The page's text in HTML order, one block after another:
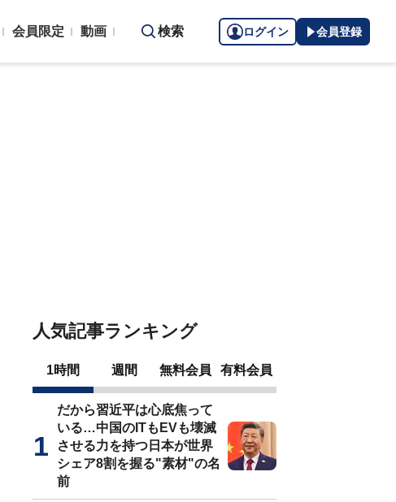
会員限定 動画 検索 ログイン 会員登録
人気記事ランキング
1時間 週間 無料会員 有料会員
だから習近平は心底焦って
いる…中国のITもEVも壊滅
させる力を持つ日本が世界
シェア8割を握る"素材"の名
前